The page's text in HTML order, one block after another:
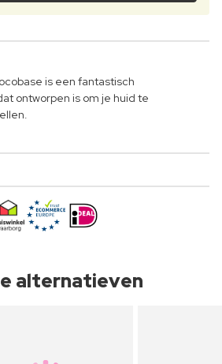
is een fantastisch
ontworpen is om je huid te
alternatieven